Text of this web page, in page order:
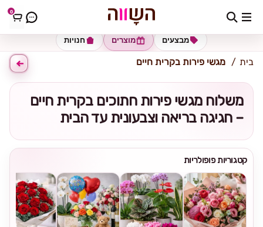
0 כתובת למשלוח הזינו כתובת
חנויות מוצרים מבצעים
בית מגשי פירות בקרית חיים
משלוח מגשי פירות חתוכים בקרית חיים
– חגיגה בריאה וצבעונית עד הבית
קטגוריות פופולריות